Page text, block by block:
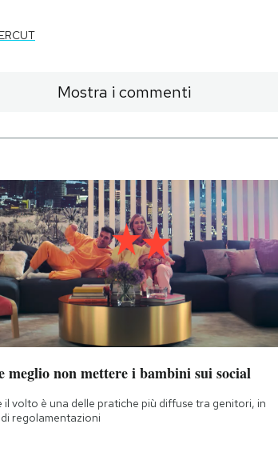
Mostra i commenti
meglio non mettere i bambini sui social
il volto è una delle pratiche più diffuse tra genitori, in
regolamentazioni